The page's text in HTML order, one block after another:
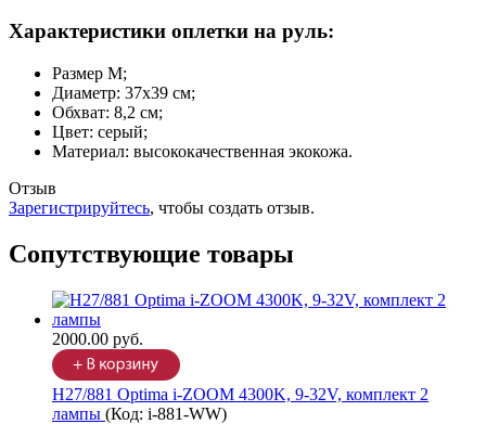
Характеристики оплетки на руль:
Размер M;
Диаметр: 37x39 см;
Обхват: 8,2 см;
Цвет: серый;
Материал: высококачественная экокожа.
Отзыв
Зарегистрируйтесь, чтобы создать отзыв.
Сопутствующие товары
2000.00 руб.
H27/881 Optima i-ZOOM 4300K, 9-32V, комплект 2
лампы (Код: i-881-WW)